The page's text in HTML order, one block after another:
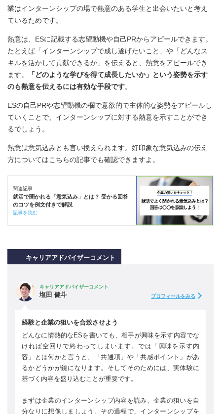
業はインターンシップの場で熱意のある学生と出会いたいと考え
ているためです。
熱意は、ESに記載する志望動機や自己PRからアピールできます。
たとえば「インターンシップで成し遂げたいこと」や「どんなス
キルを活かして貢献できるか」を伝えると、熱意をアピールでき
ます。
「どのような学びを得て成長したいか」という姿勢を示す
のも熱意を伝えるには有効な手段です。
ESの自己PRや志望動機の欄で意欲的で主体的な姿勢をアピールし
ていくことで、インターンシップに対する熱意を示すことができ
るでしょう。
熱意は意気込みとも言い換えられます。好印象な意気込みの伝え
方についてはこちらの記事でも確認できますよ。
関連記事
就活で聞かれる「意気込み」とは？ 受かる回答
のコツを例文付きで解説
記事を読む
キャリアアドバイザーコメント
キャリアアドバイザーコメント
塩田 健斗 プロフィールをみる
経験と企業の狙いを合致させよう
どんなに情熱的なESを書いても、相手が興味を示す内容でな
ければ空回りで終わってしまいます。では「興味を示す内
容」とは何かと言うと、「共通項」や「共感ポイント」があ
るかどうかが鍵になります。そしてそのためには、実体験に
基づく内容を盛り込むことが重要です。
まずは企業のインターンシップ内容を読み、企業の狙いを自
分なりに想像しましょう。その過程で、インターンシップを